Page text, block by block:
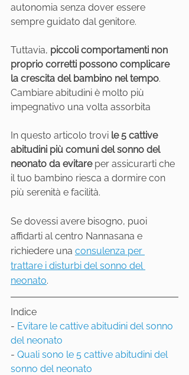
autonomia senza dover essere
sempre guidato dal genitore.
Tuttavia, piccoli comportamenti non
proprio corretti possono complicare
la crescita del bambino nel tempo.
Cambiare abitudini è molto più
impegnativo una volta assorbita
In questo articolo trovi le 5 cattive
abitudini più comuni del sonno del
neonato da evitare per assicurarti che
il tuo bambino riesca a dormire con
più serenità e facilità.
Se dovessi avere bisogno, puoi
affidarti al centro Nannasana e
richiedere una consulenza per
trattare i disturbi del sonno del
neonato.
Indice
- Evitare le cattive abitudini del sonno
del neonato
- Quali sono le 5 cattive abitudini del
sonno del neonato